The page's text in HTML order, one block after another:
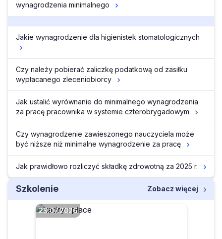
wynagrodzenia minimalnego
Jakie wynagrodzenie dla higienistek stomatologicznych
Czy należy pobierać zaliczkę podatkową od zasiłku
wypłacanego zleceniobiorcy
Jak ustalić wyrównanie do minimalnego wynagrodzenia
za pracę pracownika w systemie czterobrygadowym
Czy wynagrodzenie zawieszonego nauczyciela może
być niższe niż minimalne wynagrodzenie za pracę
Jak prawidłowo rozliczyć składkę zdrowotną za 2025 r.
Szkolenie Zobacz więcej
28.07.2026